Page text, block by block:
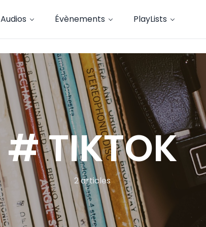
Audios Évènements PlayLists
# TIKTOK
2 articles